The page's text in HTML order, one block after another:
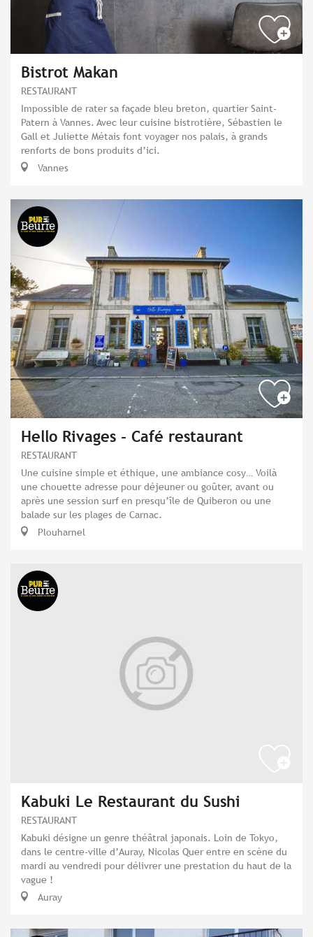
Bistrot Makan
RESTAURANT
Impossible de rater sa façade bleu breton, quartier Saint-
Patern à Vannes. Avec leur cuisine bistrotière, Sébastien le
Gall et Juliette Métais font voyager nos palais, à grands
renforts de bons produits d’ici.
Vannes
Hello Rivages - Café restaurant
RESTAURANT
Une cuisine simple et éthique, une ambiance cosy… Voilà
une chouette adresse pour déjeuner ou goûter, avant ou
après une session surf en presqu’île de Quiberon ou une
balade sur les plages de Carnac.
Plouharnel
Kabuki Le Restaurant du Sushi
RESTAURANT
Kabuki désigne un genre théâtral japonais. Loin de Tokyo,
dans le centre-ville d’Auray, Nicolas Quer entre en scène du
mardi au vendredi pour délivrer une prestation du haut de la
vague !
Auray